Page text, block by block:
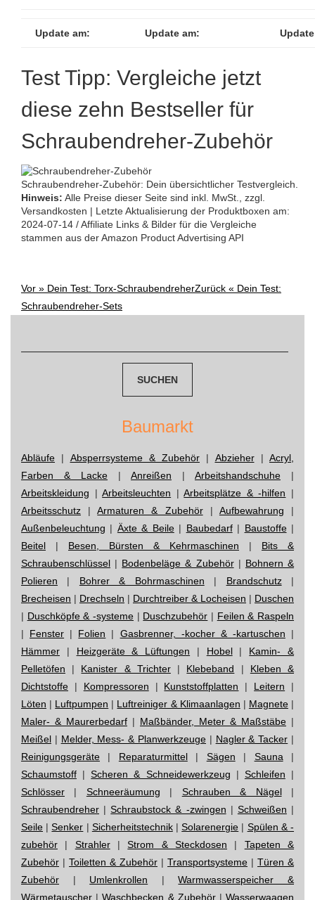
Update am: Update am:
Test Tipp: Vergleiche jetzt
diese zehn Bestseller für
Schraubendreher-Zubehör
Schraubendreher-Zubehör: Dein übersichtlicher Testvergleich.
Hinweis: Alle Preise dieser Seite sind inkl. MwSt., zzgl.
Versandkosten | Letzte Aktualisierung der Produktboxen am:
2024-07-14 / Affiliate Links & Bilder für die Vergleiche
stammen aus der Amazon Product Advertising API
Post
Vor » Dein Test: Torx-SchraubendreherZurück « Dein Test:
Schraubendreher-Sets
Baumarkt
Abläufe | Absperrsysteme & Zubehör | Abzieher| Acryl,
Farben & Lacke | Anreißen | Arbeitshandschuhe |
Arbeitskleidung |Arbeitsleuchten |Arbeitsplätze & -hilfen |
Arbeitsschutz |Armaturen & Zubehör| Aufbewahrung |
Außenbeleuchtung | Äxte & Beile| Baubedarf| Baustoffe|
Beitel | Besen, Bürsten & Kehrmaschinen | Bits &
Schraubenschlüssel | Bodenbeläge & Zubehör| Bohnern &
Polieren | Bohrer & Bohrmaschinen | Brandschutz|
Brecheisen | Drechseln | Durchtreiber & Locheisen | Duschen
| Duschköpfe & -systeme | Duschzubehör | Feilen & Raspeln
| Fenster | Folien | Gasbrenner, -kocher & -kartuschen |
Hämmer | Heizgeräte & Lüftungen | Hobel| Kamin- &
Pelletöfen | Kanister & Trichter| Klebeband | Kleben &
Dichtstoffe | Kompressoren | Kunststoffplatten | Leitern |
Löten | Luftpumpen | Luftreiniger & Klimaanlagen | Magnete|
Maler- & Maurerbedarf | Maßbänder, Meter & Maßstäbe |
Meißel | Melder, Mess- & Planwerkzeuge | Nagler & Tacker |
Reinigungsgeräte | Reparaturmittel| Sägen | Sauna |
Schaumstoff |Scheren & Schneidewerkzeug | Schleifen |
Schlösser | Schneeräumung | Schrauben & Nägel|
Schraubendreher |Schraubstock & -zwingen | Schweißen |
Seile |Senker | Sicherheitstechnik|Solarenergie | Spülen & -
zubehör | Strahler|Strom & Steckdosen | Tapeten &
Zubehör | Toiletten & Zubehör | Transportsysteme | Türen &
Zubehör | Umlenkrollen |Warmwasserspeicher &
Wärmetauscher |Waschbecken & Zubehör|Wasserwaagen